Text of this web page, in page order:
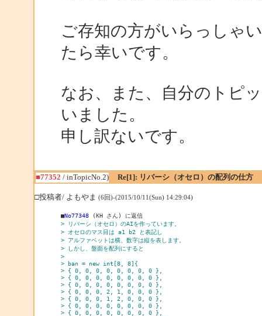
ご存知の方がいらっしゃ
たら幸いです。
なお、また、自分のトピ
いました。
申し訳ないです。
■77352 / inTopicNo.2) Re[1]: リバーシ（オセロ）の配列の仕方
□投稿者/ よもやま (6回)-(2015/10/11(Sun) 14:29:04)
■No77348
(KH さん) に返信
> リバーシ（オセロ）のAIを作っています。
> オセロのマス目は a1 b2 と表記し
> アルファベットは横、数字は縦を表します。
> しかし、盤面を配列にすると
>
> ban = new int[8, 8]{
> { 0, 0, 0, 0, 0, 0, 0, 0 },
> { 0, 0, 0, 0, 0, 0, 0, 0 },
> { 0, 0, 0, 0, 0, 0, 0, 0 },
> { 0, 0, 0, 2, 1, 0, 0, 0 },
> { 0, 0, 0, 1, 2, 0, 0, 0 },
> { 0, 0, 0, 0, 0, 0, 0, 0 },
> { 0, 0, 0, 0, 0, 0, 0, 0 },